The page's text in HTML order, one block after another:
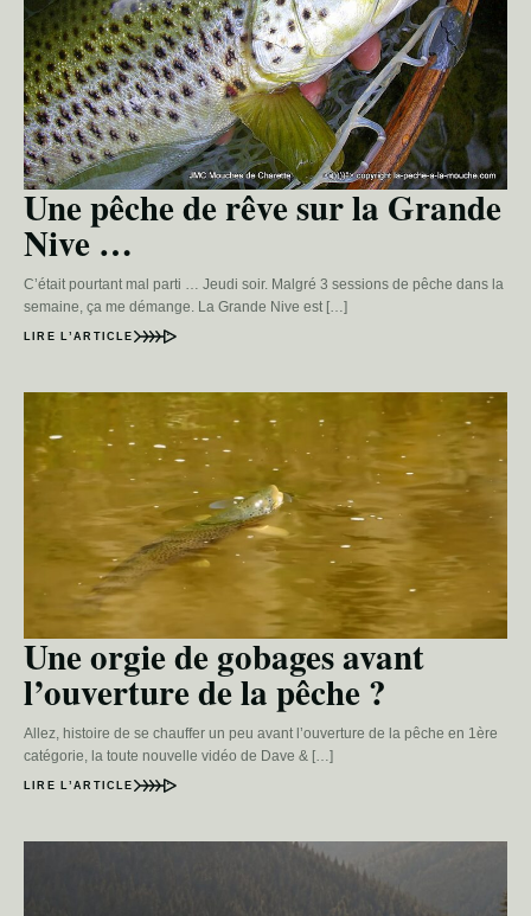
Une pêche de rêve sur la Grande
Nive …
C’était pourtant mal parti … Jeudi soir. Malgré 3 sessions de pêche dans la
semaine, ça me démange. La Grande Nive est […]
LIRE L’ARTICLE
Une orgie de gobages avant
l’ouverture de la pêche ?
Allez, histoire de se chauffer un peu avant l’ouverture de la pêche en 1ère
catégorie, la toute nouvelle vidéo de Dave & […]
LIRE L’ARTICLE